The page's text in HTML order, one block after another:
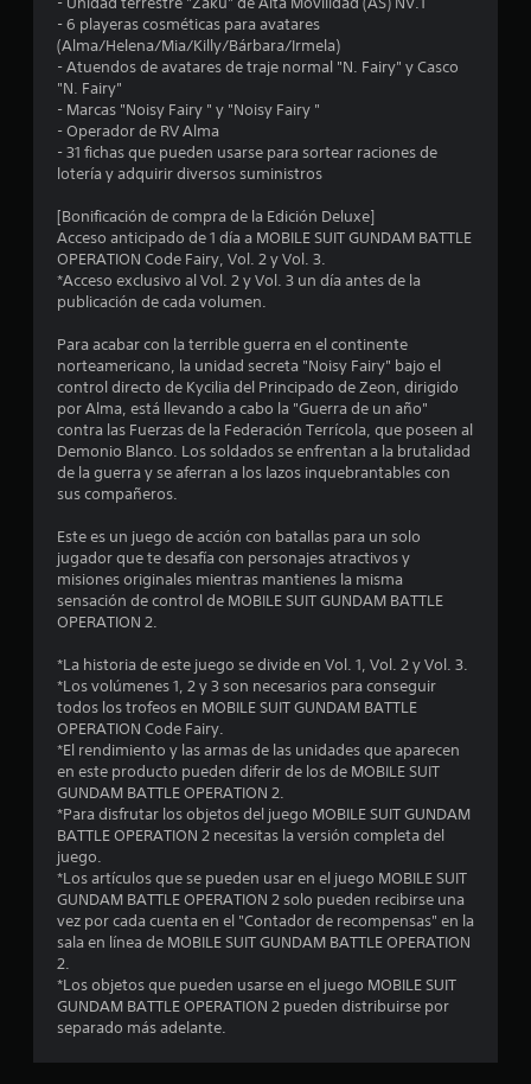
.
4
t
r
e
l
d
c
i
n
c
o
e
s
t
- 6 playeras cosméticas para avatares
(Alma/Helena/Mia/Killy/Bárbara/Irmela)
- Atuendos de avatares de traje normal "N. Fairy" y Casco
"N. Fairy"
- Marcas "Noisy Fairy " y "Noisy Fairy "
- Operador de RV Alma
- 31 fichas que pueden usarse para sortear raciones de
lotería y adquirir diversos suministros
[Bonificación de compra de la Edición Deluxe]
Acceso anticipado de 1 día a MOBILE SUIT GUNDAM BATTLE
OPERATION Code Fairy, Vol. 2 y Vol. 3.
*Acceso exclusivo al Vol. 2 y Vol. 3 un día antes de la
publicación de cada volumen.
Para acabar con la terrible guerra en el continente
norteamericano, la unidad secreta "Noisy Fairy" bajo el
control directo de Kycilia del Principado de Zeon, dirigido
por Alma, está llevando a cabo la "Guerra de un año"
contra las Fuerzas de la Federación Terrícola, que poseen al
Demonio Blanco. Los soldados se enfrentan a la brutalidad
de la guerra y se aferran a los lazos inquebrantables con
sus compañeros.
Este es un juego de acción con batallas para un solo
jugador que te desafía con personajes atractivos y
misiones originales mientras mantienes la misma
sensación de control de MOBILE SUIT GUNDAM BATTLE
OPERATION 2.
*La historia de este juego se divide en Vol. 1, Vol. 2 y Vol. 3.
*Los volúmenes 1, 2 y 3 son necesarios para conseguir
todos los trofeos en MOBILE SUIT GUNDAM BATTLE
OPERATION Code Fairy.
*El rendimiento y las armas de las unidades que aparecen
en este producto pueden diferir de los de MOBILE SUIT
GUNDAM BATTLE OPERATION 2.
*Para disfrutar los objetos del juego MOBILE SUIT GUNDAM
BATTLE OPERATION 2 necesitas la versión completa del
juego.
*Los artículos que se pueden usar en el juego MOBILE SUIT
GUNDAM BATTLE OPERATION 2 solo pueden recibirse una
vez por cada cuenta en el "Contador de recompensas" en la
sala en línea de MOBILE SUIT GUNDAM BATTLE OPERATION
2.
*Los objetos que pueden usarse en el juego MOBILE SUIT
GUNDAM BATTLE OPERATION 2 pueden distribuirse por
separado más adelante.